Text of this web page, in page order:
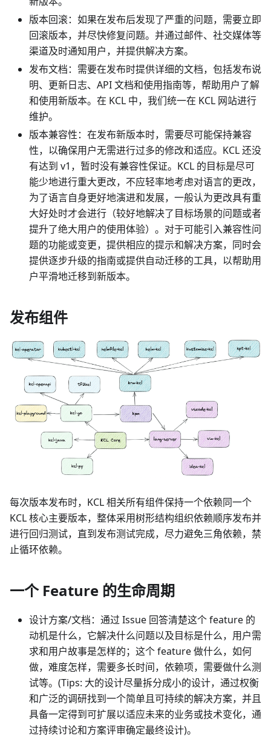
版本回滚：如果在发布后发现了严重的问题，需要立即
回滚版本，并尽快修复问题。并通过邮件、社交媒体等
渠道及时通知用户，并提供解决方案。
发布文档：需要在发布时提供详细的文档，包括发布说
明、更新日志、API 文档和使用指南等，帮助用户了解
和使用新版本。在 KCL 中，我们统一在 KCL 网站进行
维护。
版本兼容性：在发布新版本时，需要尽可能保持兼容
性，以确保用户无需进行过多的修改和适应。KCL 还没
有达到 v1，暂时没有兼容性保证。KCL 的目标是尽可
能少地进行重大更改，不应轻率地考虑对语言的更改，
为了语言自身更好地演进和发展，一般认为更改具有重
大好处时才会进行（较好地解决了目标场景的问题或者
提升了绝大用户的使用体验）。对于可能引入兼容性问
题的功能或变更，提供相应的提示和解决方案，同时会
提供逐步升级的指南或提供自动迁移的工具，以帮助用
户平滑地迁移到新版本。
发布组件
每次版本发布时，KCL 相关所有组件保持一个依赖同一个
KCL 核心主要版本，整体采用树形结构组织依赖顺序发布并
进行回归测试，直到发布测试完成，尽力避免三角依赖，禁
止循环依赖。
一个 Feature 的生命周期
设计方案/文档：通过 Issue 回答清楚这个 feature 的
动机是什么，它解决什么问题以及目标是什么，用户需
求和用户故事是怎样的；这个 feature 做什么，如何
做，难度怎样，需要多长时间，依赖项，需要做什么测
试等。(Tips: 大的设计尽量拆分成小的设计，通过权衡
和广泛的调研找到一个简单且可持续的解决方案，并且
具备一定得到可扩展以适应未来的业务或技术变化，通
过持续讨论和方案评审确定最终设计)。